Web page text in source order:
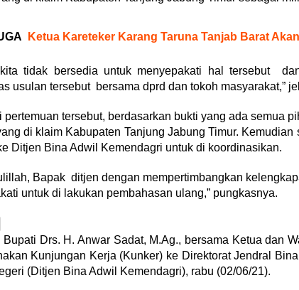
Ketua Kareteker Karang Taruna Tanjab Barat
kita tidak bersedia untuk menyepakati hal tersebut
usulan tersebut bersama dprd dan tokoh masyarakat,”
pertemuan tersebut, berdasarkan bukti yang ada semua
di klaim Kabupaten Tanjung Jabung Timur.
Ditjen Bina Adwil Kemendagri untuk di koordinasikan.
Bapak ditjen dengan mempertimbangkan
untuk di lakukan pembahasan ulang,” pungkasnya.
Bupati Drs. H. Anwar Sadat, M.Ag., bersama Ketua dan
Kunjungan Kerja (Kunker) ke Direktorat Jendral
(Ditjen Bina Adwil Kemendagri), rabu (02/06/21).